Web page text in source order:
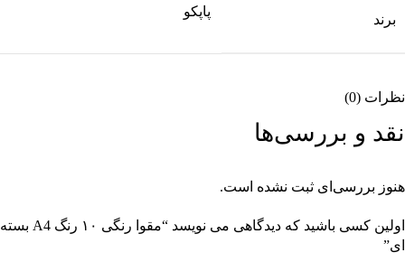
برند
پاپکو
نظرات (0)
نقد و بررسی‌ها
هنوز بررسی‌ای ثبت نشده است.
اولین کسی باشید که دیدگاهی می نویسد “مقوا رنگی ۱۰ رنگ A4 بسته
ای”